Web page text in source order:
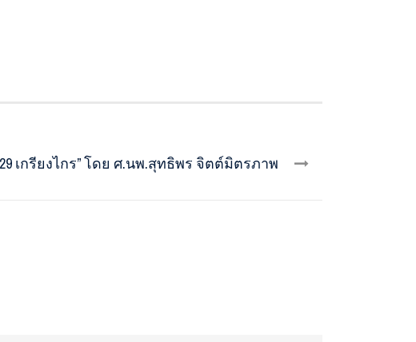
เกรียงไกร” โดย ศ.นพ.สุทธิพร จิตต์มิตรภาพ